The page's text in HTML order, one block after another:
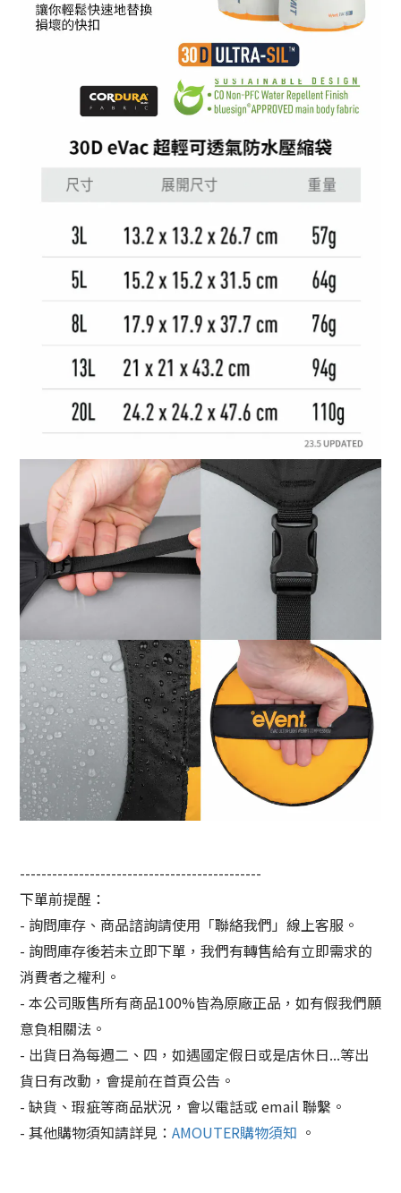
---------------------------------------------
下單前提醒：
- 詢問庫存、商品諮詢請使用「聯絡我們」線上客服。
- 詢問庫存後若未立即下單，我們有轉售給有立即需求的
消費者之權利。
- 本公司販售所有商品100%皆為原廠正品，如有假我們願
意負相關法。
- 出貨日為每週二、四，如遇國定假日或是店休日...等出
貨日有改動，會提前在首頁公告。
- 缺貨、瑕疵等商品狀況，會以電話或 email 聯繫。
- 其他購物須知請詳見： AMOUTER購物須知 。